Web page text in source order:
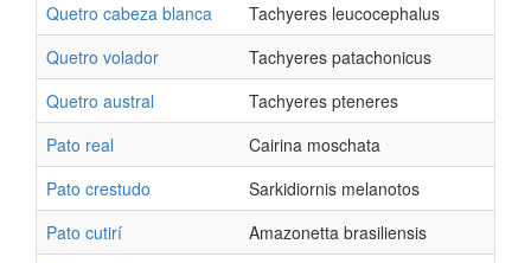
Quetro cabeza blanca
Tachyeres leucocephalus
Quetro volador
Tachyeres patachonicus
Quetro austral
Tachyeres pteneres
Pato real
Cairina moschata
Pato crestudo
Sarkidiornis melanotos
Pato cutirí
Amazonetta brasiliensis